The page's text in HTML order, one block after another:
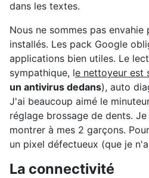
dans les textes.
Nous ne sommes pas
installés. Les pack Google
applications bien utiles. Le
sympathique, le nettoyeur est
un antivirus dedans), auto
J'ai beaucoup aimé le
réglage brossage de dents.
montrer à mes 2 garçons.
un pixel défectueux (que je
La connectivité